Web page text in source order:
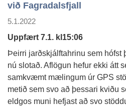
við Fagradalsfjall
5.1.2022
Uppfært 7.1. kl15:06
Þeirri jarðskjálftahrinu sem hófst
nú slotað. Aflögun hefur ekki átt
samkvæmt mælingum úr GPS
metið sem svo að þessari kviðu
eldgos muni hefjast að svo